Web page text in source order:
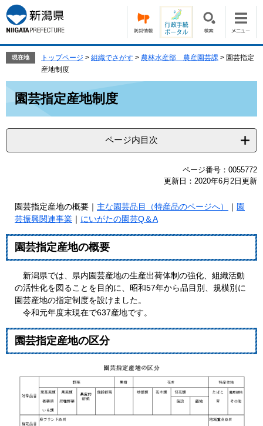
ー
ジ
の
で
す。
ニ
ュ
ー
ば
本
文
現在地 トップページ > 組織でさがす > 農林水産部 農産園芸課 > 園芸指定
産地制度
園芸指定産地制度
ページ内目次
ページ番号：0055772
更新日：2020年6月2日更新
園芸指定産地の概要｜ 主な園芸品目（特産品のページへ） ｜ 園
芸振興関連事業 ｜ にいがたの園芸Q＆A
園芸指定産地の概要
新潟県では、県内園芸産地の生産出荷体制の強化、組織活動
の活性化を図ることを目的に、昭和57年から品目別、規模別に
園芸産地の指定制度を設けました。
令和元年度末現在で637産地です。
園芸指定産地の区分